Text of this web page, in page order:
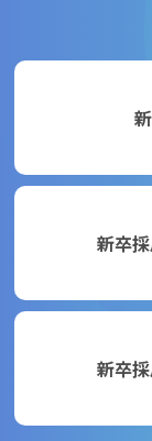
新卒
新卒